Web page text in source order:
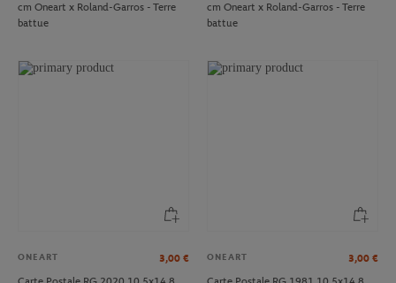
cm Oneart x Roland-Garros - Terre
battue
cm Oneart x Roland-Garros - Terre
battue
ONEART 3,00 €
ONEART 3,00 €